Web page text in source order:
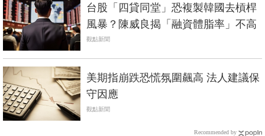
台股「四貸同堂」恐複製韓國去槓桿
風暴？陳威良揭「融資體脂率」不高
觀點新聞
美期指崩跌恐慌氛圍飆高 法人建議保
守因應
觀點新聞
Recommended by